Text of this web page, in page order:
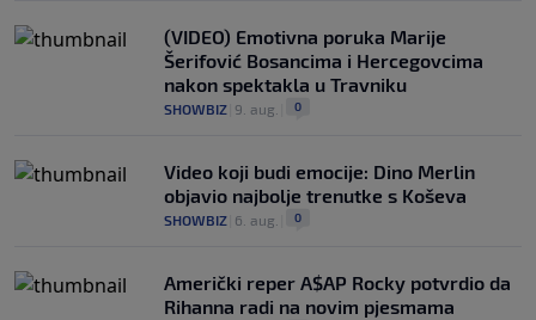
(VIDEO) Emotivna poruka Marije
Šerifović Bosancima i Hercegovcima
nakon spektakla u Travniku
SHOWBIZ 9. aug. 0
Video koji budi emocije: Dino Merlin
objavio najbolje trenutke s Koševa
SHOWBIZ 6. aug. 0
Američki reper A$AP Rocky potvrdio da
Rihanna radi na novim pjesmama